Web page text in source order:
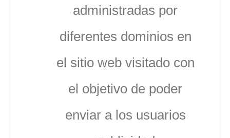
administradas por
diferentes dominios en
el sitio web visitado con
el objetivo de poder
enviar a los usuarios